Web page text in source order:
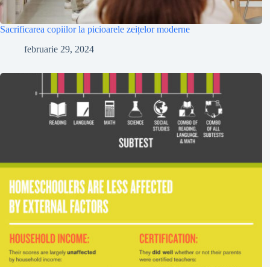
Sacrificarea copiilor la picioarele zeițelor moderne
februarie 29, 2024